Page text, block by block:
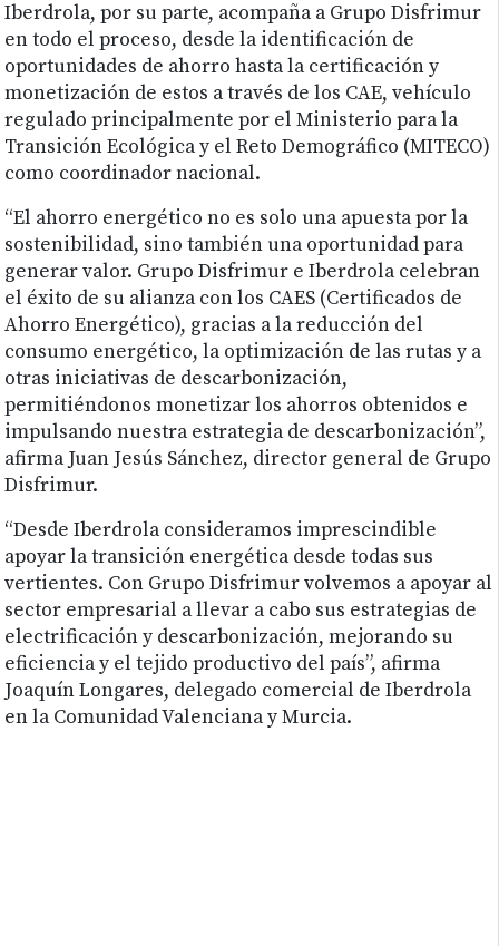
Iberdrola, por su parte, acompaña a Grupo Disfrimur
en todo el proceso, desde la identificación de
oportunidades de ahorro hasta la certificación y
monetización de estos a través de los CAE, vehículo
regulado principalmente por el Ministerio para la
Transición Ecológica y el Reto Demográfico (MITECO)
como coordinador nacional.
“El ahorro energético no es solo una apuesta por la
sostenibilidad, sino también una oportunidad para
generar valor. Grupo Disfrimur e Iberdrola celebran
el éxito de su alianza con los CAES (Certificados de
Ahorro Energético), gracias a la reducción del
consumo energético, la optimización de las rutas y a
otras iniciativas de descarbonización,
permitiéndonos monetizar los ahorros obtenidos e
impulsando nuestra estrategia de descarbonización”,
afirma Juan Jesús Sánchez, director general de Grupo
Disfrimur.
“Desde Iberdrola consideramos imprescindible
apoyar la transición energética desde todas sus
vertientes. Con Grupo Disfrimur volvemos a apoyar al
sector empresarial a llevar a cabo sus estrategias de
electrificación y descarbonización, mejorando su
eficiencia y el tejido productivo del país”, afirma
Joaquín Longares, delegado comercial de Iberdrola
en la Comunidad Valenciana y Murcia.